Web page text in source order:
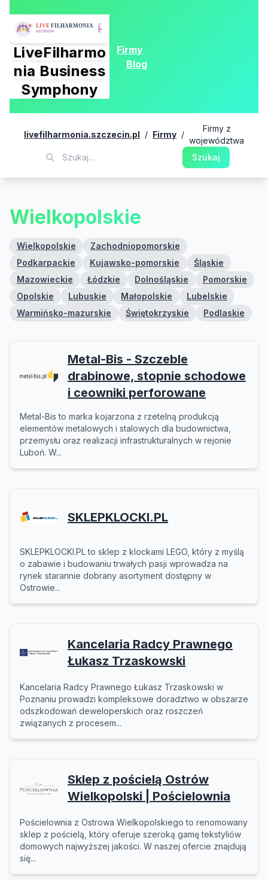
LiveFilharmo
nia Business
Symphony
Firmy
Blog
livefilharmonia.szczecin.pl / Firmy /
Firmy z
województwa
Szukaj
Wielkopolskie
Wielkopolskie
Zachodniopomorskie
Podkarpackie
Kujawsko-pomorskie
Śląskie
Mazowieckie
Łódzkie Dolnośląskie
Pomorskie
Opolskie
Lubuskie Małopolskie
Lubelskie
Warmińsko-mazurskie
Świętokrzyskie Podlaskie
Metal-Bis - Szczeble
drabinowe, stopnie schodowe
i ceowniki perforowane
Metal-Bis to marka kojarzona z rzetelną produkcją
elementów metalowych i stalowych dla budownictwa,
przemysłu oraz realizacji infrastrukturalnych w rejonie
Luboń. W...
SKLEPKLOCKI.PL
SKLEPKLOCKI.PL to sklep z klockami LEGO, który z myślą
o zabawie i budowaniu trwałych pasji wprowadza na
rynek starannie dobrany asortyment dostępny w
Ostrowie...
Kancelaria Radcy Prawnego
Łukasz Trzaskowski
Kancelaria Radcy Prawnego Łukasz Trzaskowski w
Poznaniu prowadzi kompleksowe doradztwo w obszarze
odszkodowań deweloperskich oraz roszczeń
związanych z procesem...
Sklep z pościelą Ostrów
Wielkopolski | Pościelownia
Pościelownia z Ostrowa Wielkopolskiego to renomowany
sklep z pościelą, który oferuje szeroką gamę tekstyliów
domowych najwyższej jakości. W naszej ofercie znajdują
się...